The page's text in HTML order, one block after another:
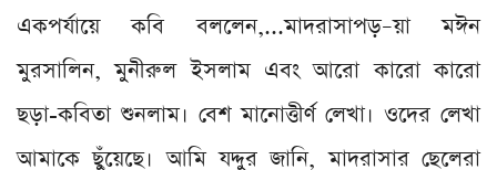
একপর্যায়ে কবি বললেন,...মাদরাসাপড়–য়া মঈন
মুরসালিন, মুনীরুল ইসলাম এবং আরো কারো কারো
ছড়া-কবিতা শুনলাম। বেশ মানোত্তীর্ণ লেখা। ওদের লেখা
আমাকে ছুঁয়েছে। আমি যদ্দুর জানি, মাদরাসার ছেলেরা